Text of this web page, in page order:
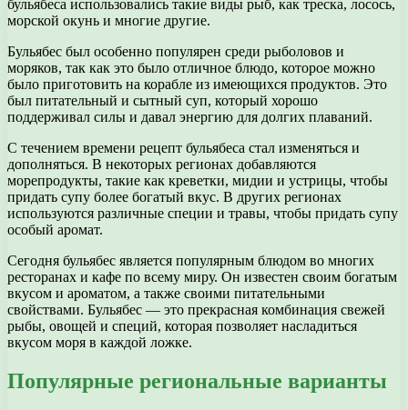
бульябеса использовались такие виды рыб, как треска, лосось,
морской окунь и многие другие.
Бульябес был особенно популярен среди рыболовов и
моряков, так как это было отличное блюдо, которое можно
было приготовить на корабле из имеющихся продуктов. Это
был питательный и сытный суп, который хорошо
поддерживал силы и давал энергию для долгих плаваний.
С течением времени рецепт бульябеса стал изменяться и
дополняться. В некоторых регионах добавляются
морепродукты, такие как креветки, мидии и устрицы, чтобы
придать супу более богатый вкус. В других регионах
используются различные специи и травы, чтобы придать супу
особый аромат.
Сегодня бульябес является популярным блюдом во многих
ресторанах и кафе по всему миру. Он известен своим богатым
вкусом и ароматом, а также своими питательными
свойствами. Бульябес — это прекрасная комбинация свежей
рыбы, овощей и специй, которая позволяет насладиться
вкусом моря в каждой ложке.
Популярные региональные варианты